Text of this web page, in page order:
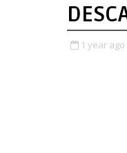
1 year ago